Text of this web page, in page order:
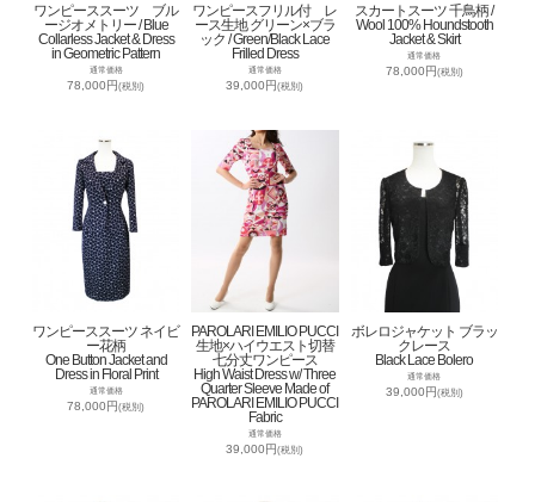
ワンピーススーツ ブル
ージオメトリー / Blue
Collarless Jacket & Dress
in Geometric Pattern
通常価格
78,000円(税別)
ワンピースフリル付 レ
ース生地 グリーン×ブラ
ック / Green/Black Lace
Frilled Dress
通常価格
39,000円(税別)
スカートスーツ 千鳥柄 /
Wool 100% Houndstooth
Jacket & Skirt
通常価格
78,000円(税別)
ワンピーススーツ ネイビ
ー花柄
One Button Jacket and
Dress in Floral Print
通常価格
78,000円(税別)
PAROLARI EMILIO PUCCI
生地×ハイウエスト切替
七分丈ワンピース
High Waist Dress w/ Three
Quarter Sleeve Made of
PAROLARI EMILIO PUCCI
Fabric
通常価格
39,000円(税別)
ボレロジャケット ブラッ
クレース
Black Lace Bolero
通常価格
39,000円(税別)